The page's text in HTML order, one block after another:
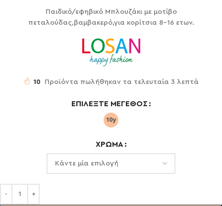
Παιδικό/εφηβικό Μπλουζάκι με μοτίβο
πεταλούδας,βαμβακερό,για κορίτσια 8-16 ετων.
10 Προϊόντα πωλήθηκαν τα τελευταία 3 λεπτά
ΕΠΙΛΈΞΤΕ ΜΈΓΕΘΟΣ
ΧΡΏΜΑ